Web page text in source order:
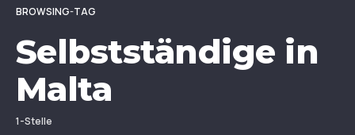
BROWSING-TAG
Selbstständige in
Malta
1-Stelle